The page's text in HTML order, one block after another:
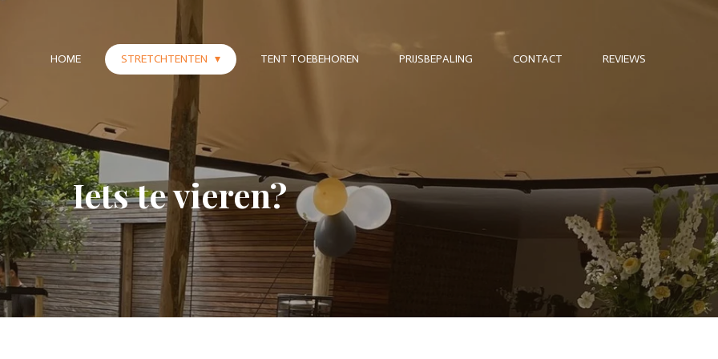
HOME STRETCHTENTEN TENT TOEBEHOREN PRIJSBEPALING CONTACT REVIEWS
Iets te vieren?